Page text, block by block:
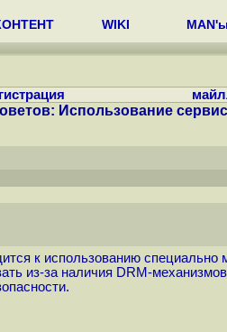
WIKI MAN'ы
Использование
к использованию
из-за наличия DRM-